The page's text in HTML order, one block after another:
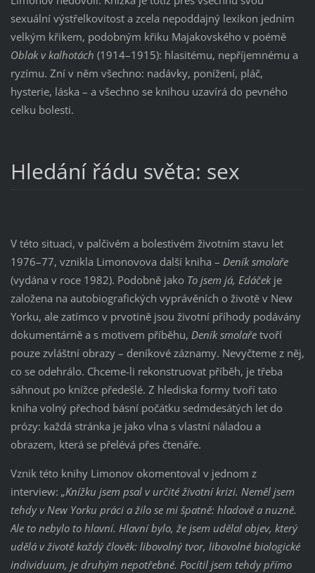
sexuální výstřelkovitost a zcela nepoddajný lexikon jedním
velkým křikem, podobným křiku Majakovského v poémě
Oblak v kalhotách (1914–1915): hlasitému, nepříjemnému a
ryzímu. Zní v něm všechno: nadávky, ponížení, pláč,
hysterie, láska – a všechno se knihou uzavírá do pevného
celku bolesti.
Hledání řádu světa: sex
V této situaci, v palčivém a bolestivém životním stavu let
1976–77, vznikla Limonovova další kniha – Deník smolaře
(vydána v roce 1982). Podobně jako To jsem já, Edáčekje
založena na autobiografických vyprávěních o životě v New
Yorku, ale zatímco v prvotině jsou životní příhody podávány
dokumentárně a s motivem příběhu, Deník smolařetvoří
pouze zvláštní obrazy – deníkové záznamy. Nevyčteme z něj,
co se odehrálo. Chceme-li rekonstruovat příběh, je třeba
sáhnout po knížce předešlé. Z hlediska formy tvoří tato
kniha volný přechod básní počátku sedmdesátých let do
prózy: každá stránka je jako vlna s vlastní náladou a
obrazem, která se přelévá přes čtenáře.
Vznik této knihy Limonov okomentoval v jednom z
interview: „Knížku jsem psal v určité životní krizi. Neměl jsem
tehdy v New Yorku práci a žilo se mi špatně: hladově a nuzně.
Ale to nebylo to hlavní. Hlavní bylo, že jsem udělal objev, který
udělá v životě každý člověk: libovolný tvor, libovolné biologické
individuum, je druhým nepotřebné. Pocítil jsem tehdy přímo